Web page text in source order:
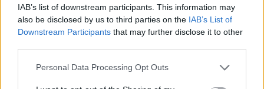
IAB’s list of downstream participants. This information may
also be disclosed by us to third parties on the IAB’s List of
Downstream Participants that may further disclose it to other
Personal Data Processing Opt Outs